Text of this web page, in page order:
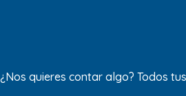
¿Nos quieres contar algo? Todos